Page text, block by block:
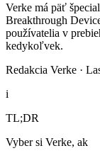
Verke má päť
Breakthrough
používatelia v
kedykoľvek.
Redakcia Verke ·
i
TL;DR
Vyber si Verke, ak